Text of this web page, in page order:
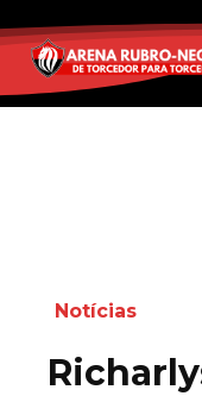
Notícias